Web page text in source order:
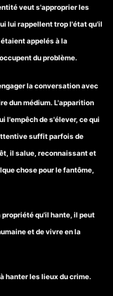
veut s'approprier les
lui rappellent trop l'état qu'il
appelés à la
du problème.
la conversation avec
dun médium. L'apparition
l'empêch de s'élever, ce qui
suffit parfois de
il salue, reconnaissant et
chose pour le fantôme,
propriété qu'il hante, il peut
et de vivre en la
hanter les lieux du crime.